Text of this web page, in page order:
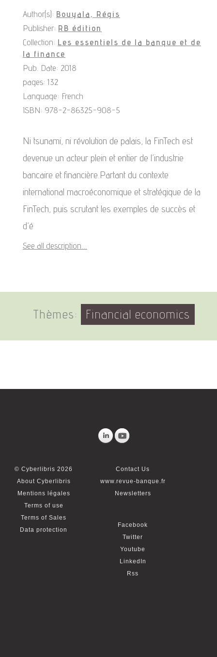
Author(s): Bouyala, Régis
Publisher: RB édition
Collection: Les essentiels de la banque et de
la finance
Pub. Date: 2018
pages: 132
Language: French
ISBN: 978-2-86325-908-5
Ni tsunami, ni révolution de palais, la FinTech est
devenue un acteur plein et entier de l’industrie
bancaire et financière.Partant du contexte
international macroéconomique et stratégique de la
FinTech, puis scrutant les exemples de succès et
d’é
See all description...
Thèmes: Financial economics
© Cyberlibris 2026
About Cyberlibris
Mentions légales
Terms of use
Terms of Sales
Data protection
Contact Us
www.revue-banque.fr
Newsletters
Facebook
Twitter
Youtube
LinkedIn
Rss